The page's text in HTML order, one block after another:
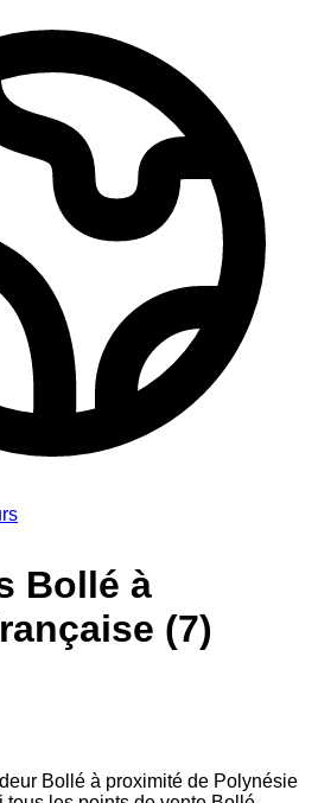
Bollé à
(7)
Bollé à proximité de Polynésie